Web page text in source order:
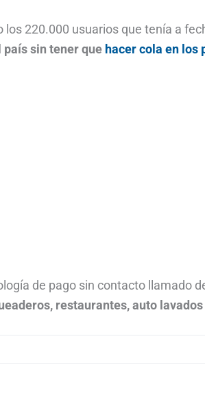
220.000 usuarios que tenía a
sin tener que hacer cola en los
de pago sin contacto llamado
restaurantes, auto lavados